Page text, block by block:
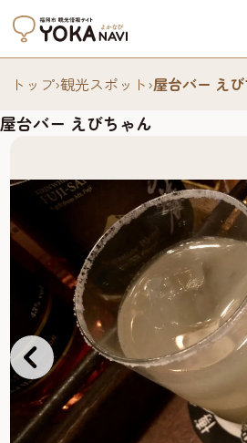
トップ›観光スポット›屋台バー え
屋台バー えびちゃん